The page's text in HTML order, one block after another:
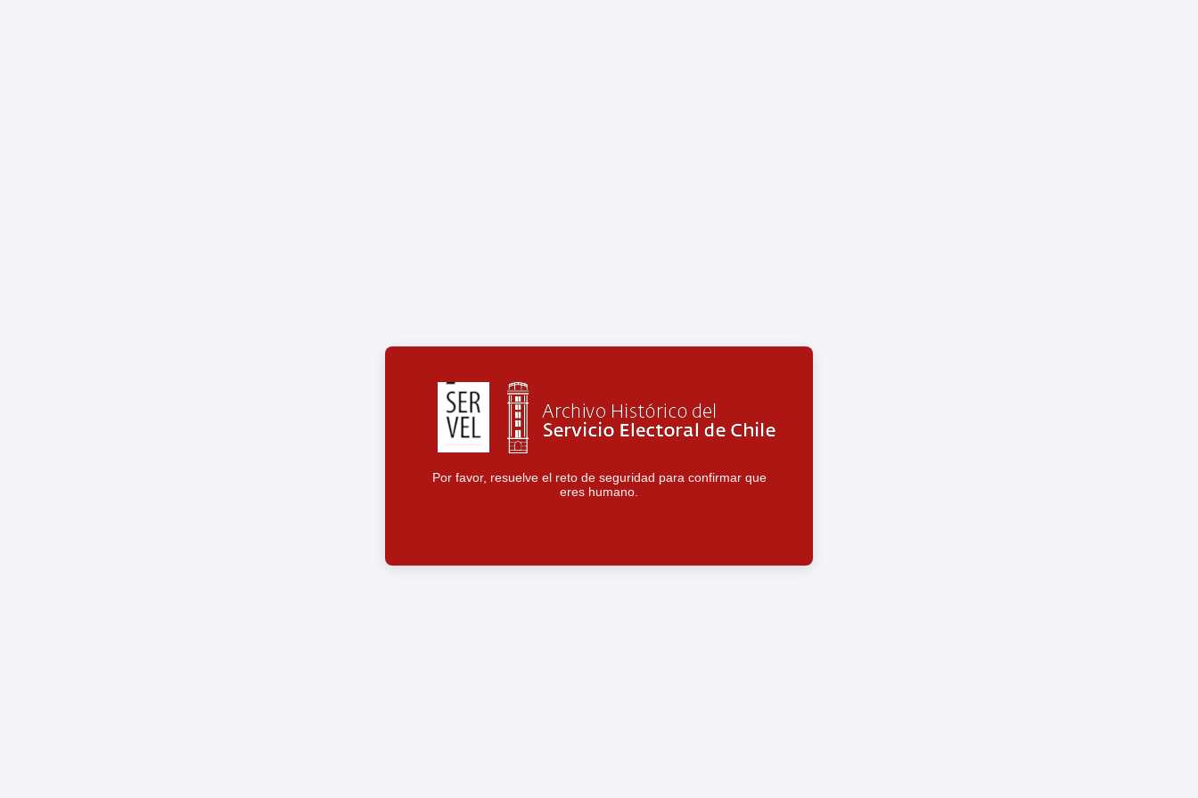
Por favor, resuelve el reto de seguridad para confirmar que
eres humano.